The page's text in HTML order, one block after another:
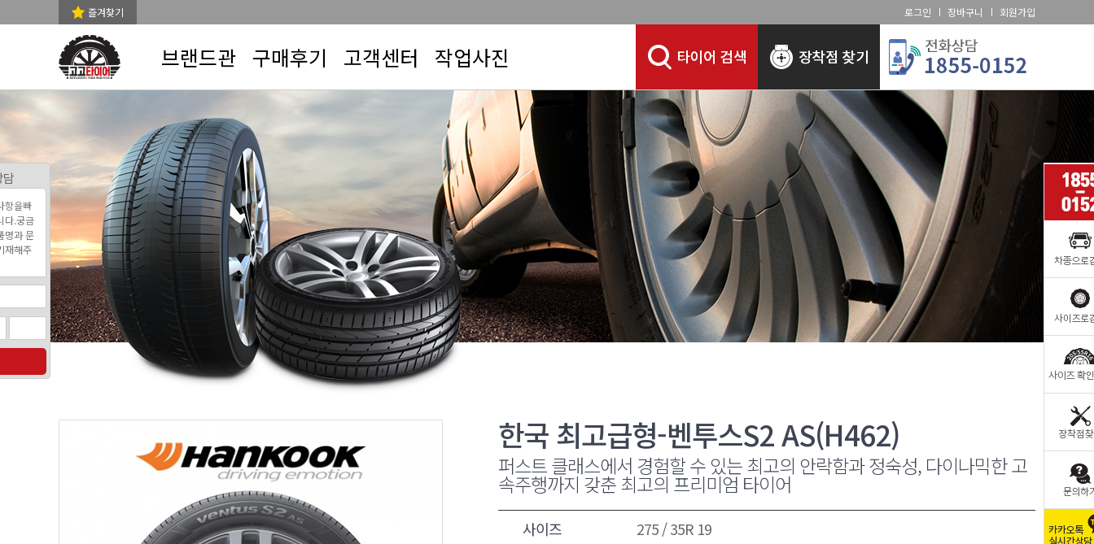
즐겨찾기 로그인 장바구니 회원가입
브랜드관 구매후기 고객센터 작업사진
한국 최고급형-벤투스S2 AS(H462)
퍼스트 클래스에서 경험할 수 있는 최고의 안락함과 정숙성, 다이나믹한 고
속주행까지 갖춘 최고의 프리미엄 타이어
사이즈
275 / 35R 19